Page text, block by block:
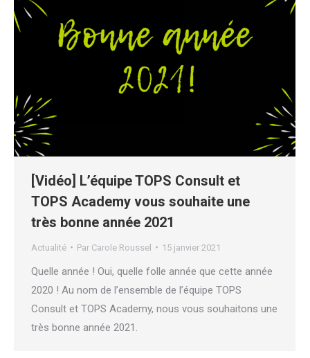
[Vidéo] L’équipe TOPS Consult et
TOPS Academy vous souhaite une
très bonne année 2021
Actualité Par Carole Roussel 15 janvier 2021
Quelle année ! Oui, quelle folle année que cette année
2020 ! Au nom de l’ensemble de l’équipe TOPS
Consult et TOPS Academy, nous vous souhaitons une
très bonne année 2021.